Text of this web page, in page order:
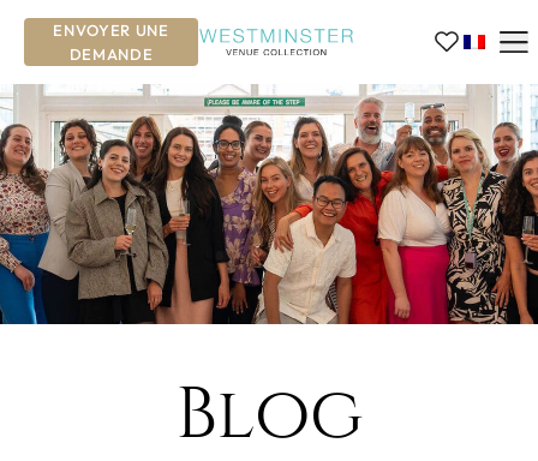
ENVOYER UNE
DEMANDE
Blog